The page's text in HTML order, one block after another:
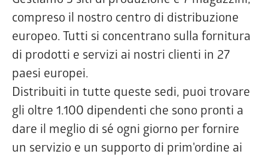
compreso il nostro centro di distribuzione
europeo. Tutti si concentrano sulla fornitura
di prodotti e servizi ai nostri clienti in 27
paesi europei.
Distribuiti in tutte queste sedi, puoi trovare
gli oltre 1.100 dipendenti che sono pronti a
dare il meglio di sé ogni giorno per fornire
un servizio e un supporto di prim'ordine ai